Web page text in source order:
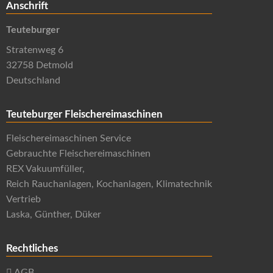
Anschrift
Teuteburger
Stratenweg 6
32758 Detmold
Deutschland
Teuteburger Fleischereimaschinen
Fleischereimaschinen Service
Gebrauchte Fleischereimaschinen
REX Vakuumfüller,
Reich Rauchanlagen, Kochanlagen, Klimatechnik
Vertrieb
Laska, Günther, Düker
Rechtliches